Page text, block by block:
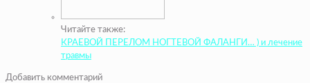
Читайте также:
КРАЕВОЙ ПЕРЕЛОМ НОГТЕВОЙ ФАЛАНГИ… ) и лечение
травмы
Добавить комментарий